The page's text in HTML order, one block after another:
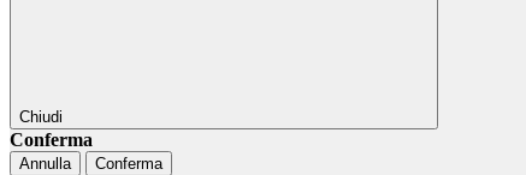
Chiudi
Conferma
Annulla Conferma